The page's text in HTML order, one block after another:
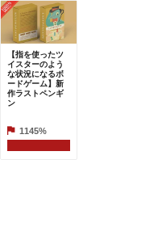
【指を使ったツ
イスターのよう
な状況になるボ
ードゲーム】新
作ラストペンギ
ン
1145%